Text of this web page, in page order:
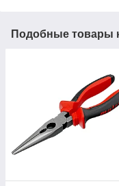
Подобные товары